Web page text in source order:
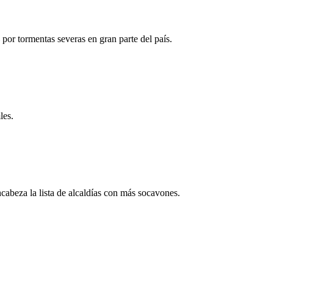
tormentas severas en gran parte del país.
la lista de alcaldías con más socavones.